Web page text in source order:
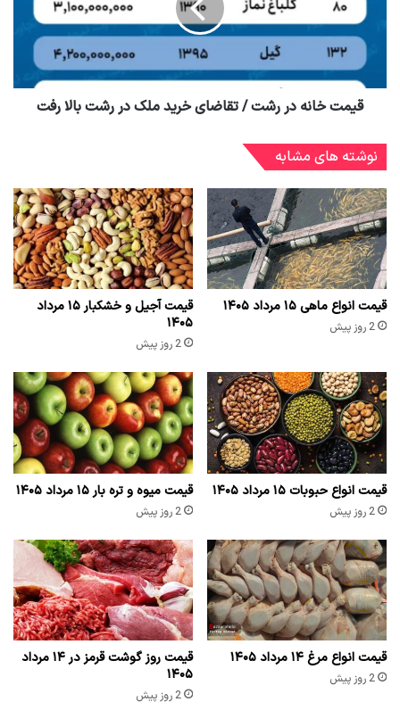
قیمت خانه در رشت / تقاضای خرید ملک در رشت بالا رفت
نوشته های مشابه
قیمت انواع ماهی ۱۵ مرداد ۱۴۰۵
2 روز پیش
قیمت آجیل و خشکبار ۱۵ مرداد
۱۴۰۵
2 روز پیش
قیمت انواع حبوبات ۱۵ مرداد ۱۴۰۵
2 روز پیش
قیمت میوه و تره بار ۱۵ مرداد ۱۴۰۵
2 روز پیش
قیمت انواع مرغ ۱۴ مرداد ۱۴۰۵
2 روز پیش
قیمت روز گوشت قرمز در ۱۴ مرداد
۱۴۰۵
2 روز پیش